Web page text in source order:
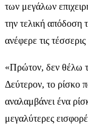
των μεγάλων
την τελική απόδοση
ανέφερε τις
«Πρώτον, δεν θέλω
Δεύτερον, το ρίσκο
αναλαμβάνει ένα
μεγαλύτερες